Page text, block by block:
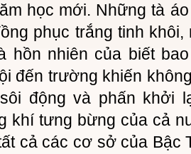
học mới. Những tà
phục trắng tinh khôi,
hồn nhiên của biết
đến trường khiến
động và phấn khởi
khí tưng bừng của cả
cả các cơ sở của Bậc